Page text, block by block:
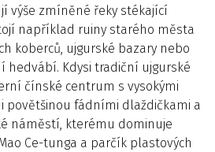
výše zmíněné řeky stékající
například ruiny starého města
koberců, ujgurské bazary nebo
hedvábí. Kdysi tradiční ujgurské
čínské centrum s vysokými
povětšinou fádními dlaždičkami a
náměstí, kterému dominuje
Ce-tunga a parčík plastových